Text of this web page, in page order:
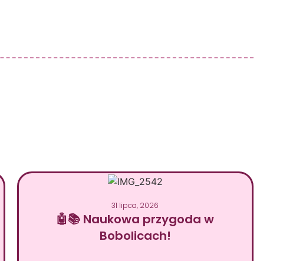
31 lipca, 2026
🤖📚 Naukowa przygoda w
Bobolicach!